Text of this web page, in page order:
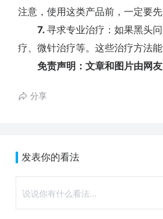
注意，使用这类产品前，一定要
7. 寻求专业治疗：如果黑头
疗、微针治疗等。这些治疗方法
免责声明：文章和图片由网友
分享
发表你的看法